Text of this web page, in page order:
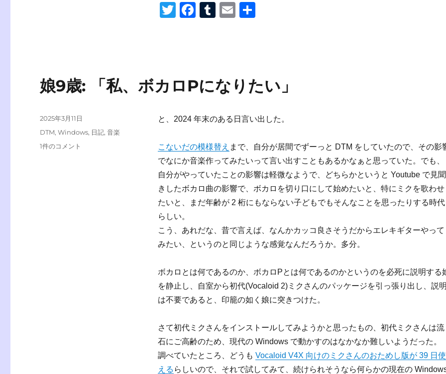
T
F
o
k
T
E
娘9歳: 「私、ボカロPになりたい」
と、2024 年末のある日言い出した。
こないだの模様替え まで、自分が居間でずーっと DTM をしていたので、その影
でなにか音楽作ってみたいって言い出すこともあるかなぁと思っていた。でも、
自分がやっていたことの影響は軽微なようで、どちらかというと Youtube で見聞
きしたボカロ曲の影響で、ボカロを切り口にして始めたいと、特にミクを歌わせ
たいと、まだ年齢が 2 桁にもならない子どもでもそんなことを思ったりする時代
らしい。
こう、あれだな、昔で言えば、なんかカッコ良さそうだからエレキギターやって
みたい、というのと同じような感覚なんだろうか。多分。
ボカロとは何であるのか、ボカロPとは何であるのかというのを必死に説明する
を静止し、自室から初代(Vocaloid 2)ミクさんのパッケージを引っ張り出し、説
は不要であると、印籠の如く娘に突きつけた。
さて初代ミクさんをインストールしてみようかと思ったもの、初代ミクさんは流
石にご高齢のため、現代の Windows で動かすのはなかなか難しいようだった。
調べていたところ、どうも Vocaloid V4X 向けのミクさんのおためし版が 39 日使
える らしいので、それで試してみて、続けられそうなら何らかの現在の
投
2025年3月11日
カ
テ
ゴ
DTM,Windows, 日記,音楽
娘
1件のコメント